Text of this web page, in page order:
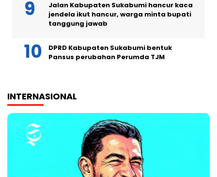
Jalan Kabupaten Sukabumi hancur kaca
jendela ikut hancur, warga minta bupati
tanggung jawab
DPRD Kabupaten Sukabumi bentuk
Pansus perubahan Perumda TJM
INTERNASIONAL